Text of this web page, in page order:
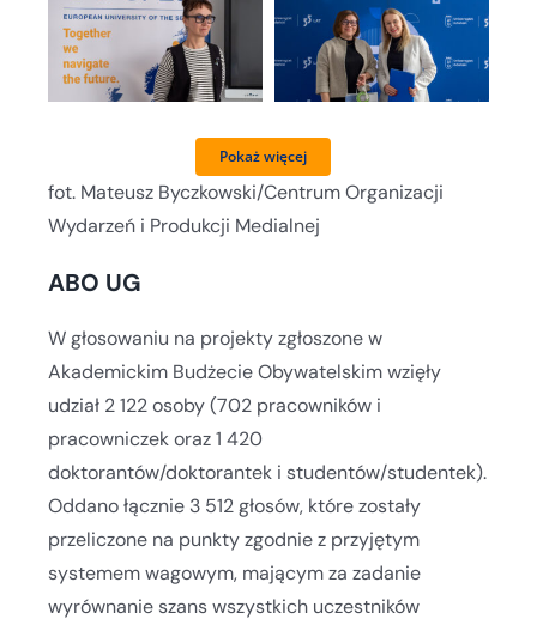
Pokaż więcej
fot. Mateusz Byczkowski/Centrum Organizacji
Wydarzeń i Produkcji Medialnej
ABO UG
W głosowaniu na projekty zgłoszone w
Akademickim Budżecie Obywatelskim wzięły
udział 2 122 osoby (702 pracowników i
pracowniczek oraz 1 420
doktorantów/doktorantek i studentów/studentek).
Oddano łącznie 3 512 głosów, które zostały
przeliczone na punkty zgodnie z przyjętym
systemem wagowym, mającym za zadanie
wyrównanie szans wszystkich uczestników